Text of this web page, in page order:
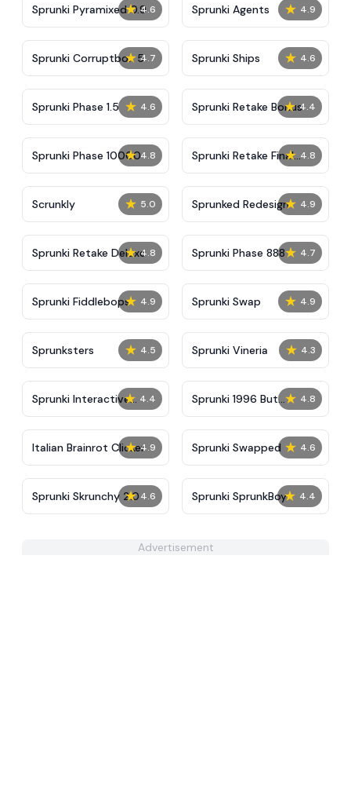
★ 4.6
Sprunki Pyramixed 0.9 ★ 4.9
Sprunki Agents
★ 4.7
Sprunki Corruptbox 5 ★ 4.6
Sprunki Ships
★ 4.6
Sprunki Phase 1.5 ★ 4.4
Sprunki Retake Bonus
★ 4.8
Sprunki Phase 10000 ★ 4.8
Sprunki Retake Final
Update
★ 5.0
Scrunkly ★ 4.9
Sprunked Redesign
★ 4.8
Sprunki Retake Deluxe ★ 4.7
Sprunki Phase 888
★ 4.9
Sprunki Fiddlebops ★ 4.9
Sprunki Swap
★ 4.5
Sprunksters ★ 4.3
Sprunki Vineria
★ 4.4
Sprunki Interactive
Tunner
★ 4.8
Sprunki 1996 But
Pyramixed
★ 4.9
Italian Brainrot Clicker ★ 4.6
Sprunki Swapped
★ 4.6
Sprunki Skrunchy 2.0 ★ 4.4
Sprunki SprunkBoy
Advertisement